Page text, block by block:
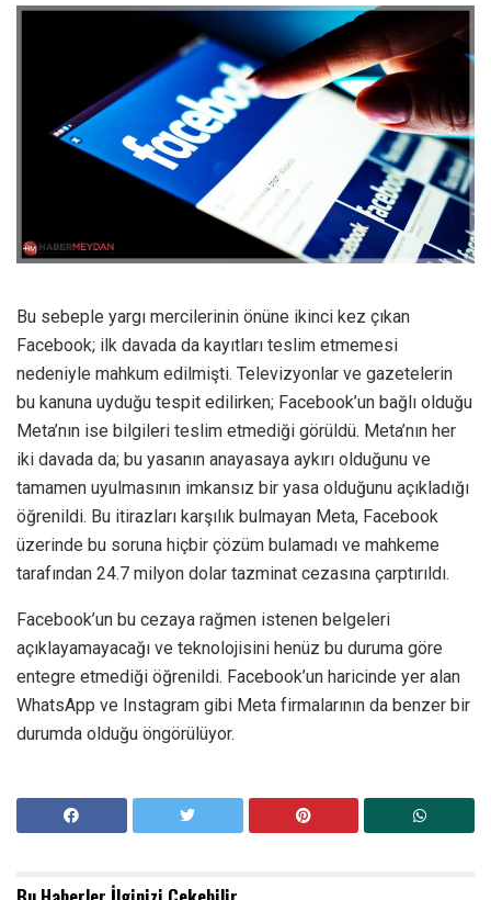
Bu sebeple yargı mercilerinin önüne ikinci kez çıkan
Facebook; ilk davada da kayıtları teslim etmemesi
nedeniyle mahkum edilmişti. Televizyonlar ve gazetelerin
bu kanuna uyduğu tespit edilirken; Facebook’un bağlı olduğu
Meta’nın ise bilgileri teslim etmediği görüldü. Meta’nın her
iki davada da; bu yasanın anayasaya aykırı olduğunu ve
tamamen uyulmasının imkansız bir yasa olduğunu açıkladığı
öğrenildi. Bu itirazları karşılık bulmayan Meta, Facebook
üzerinde bu soruna hiçbir çözüm bulamadı ve mahkeme
tarafından 24.7 milyon dolar tazminat cezasına çarptırıldı.
Facebook’un bu cezaya rağmen istenen belgeleri
açıklayamayacağı ve teknolojisini henüz bu duruma göre
entegre etmediği öğrenildi. Facebook’un haricinde yer alan
WhatsApp ve Instagram gibi Meta firmalarının da benzer bir
durumda olduğu öngörülüyor.